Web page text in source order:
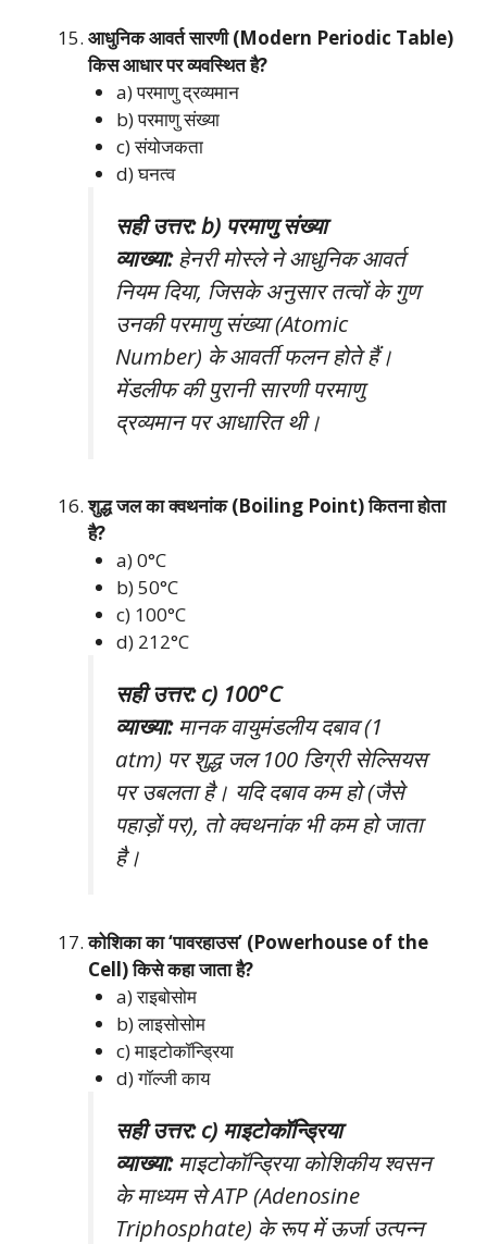
आधुनिक आवर्त सारणी (Modern Periodic Table)
किस आधार पर व्यवस्थित है?
a) परमाणु द्रव्यमान
b) परमाणु संख्या
c) संयोजकता
d) घनत्व
सही उत्तर: b) परमाणु संख्या
व्याख्या:हेनरी मोस्ले ने आधुनिक आवर्त
नियम दिया, जिसके अनुसार तत्वों के गुण
उनकी परमाणु संख्या (Atomic
Number) के आवर्ती फलन होते हैं।
मेंडलीफ की पुरानी सारणी परमाणु
द्रव्यमान पर आधारित थी।
शुद्ध जल का क्वथनांक (Boiling Point) कितना होता
है?
a) 0°C
b) 50°C
c) 100°C
d) 212°C
सही उत्तर: c) 100°C
व्याख्या:मानक वायुमंडलीय दबाव (1
atm) पर शुद्ध जल 100 डिग्री सेल्सियस
पर उबलता है। यदि दबाव कम हो (जैसे
पहाड़ों पर), तो क्वथनांक भी कम हो जाता
है।
कोशिका का ‘पावरहाउस’ (Powerhouse of the
Cell) किसे कहा जाता है?
a) राइबोसोम
b) लाइसोसोम
c) माइटोकॉन्ड्रिया
d) गॉल्जी काय
सही उत्तर: c) माइटोकॉन्ड्रिया
व्याख्या:माइटोकॉन्ड्रिया कोशिकीय श्वसन
के माध्यम से ATP (Adenosine
Triphosphate) के रूप में ऊर्जा उत्पन्न